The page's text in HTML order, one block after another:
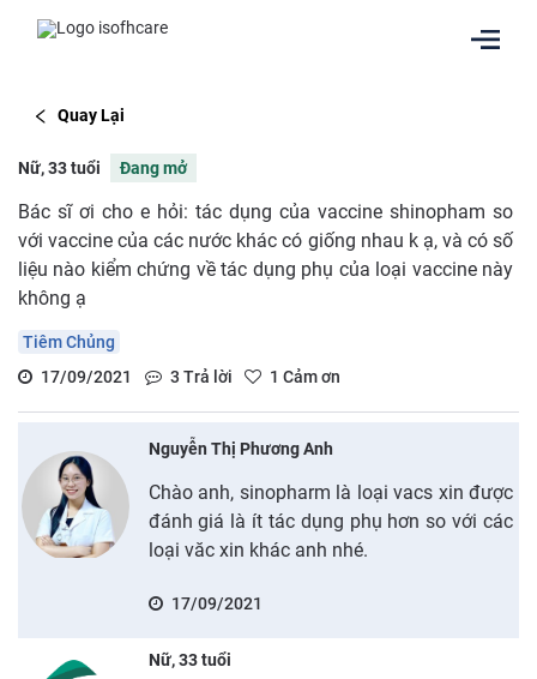
Quay Lại
Nữ, 33 tuổi Đang mở
Bác sĩ ơi cho e hỏi: tác dụng của vaccine shinopham so
với vaccine của các nước khác có giống nhau k ạ, và có số
liệu nào kiểm chứng về tác dụng phụ của loại vaccine này
không ạ
Tiêm Chủng
17/09/2021
3 Trả lời 1 Cảm ơn
Nguyễn Thị Phương Anh
Chào anh, sinopharm là loại vacs xin được
đánh giá là ít tác dụng phụ hơn so với các
loại văc xin khác anh nhé.
17/09/2021
Nữ, 33 tuổi